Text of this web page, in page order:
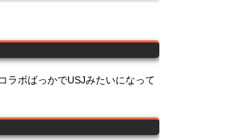
ラボばっかでUSJみたいになって